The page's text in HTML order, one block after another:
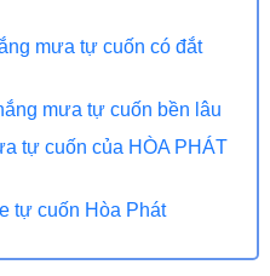
mưa tự cuốn có đắt
mưa tự cuốn bền lâu
tự cuốn của HÒA PHÁT
tự cuốn Hòa Phát